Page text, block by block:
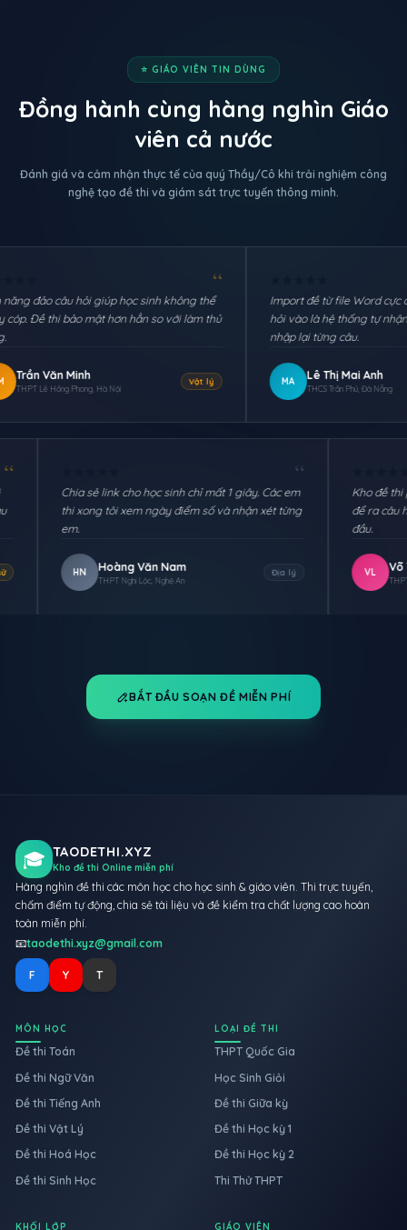
⭐ GIÁO VIÊN TIN DÙNG
Đồng hành cùng hàng nghìn Giáo
viên cả nước
Đánh giá và cảm nhận thực tế của quý Thầy/Cô khi trải nghiệm công
nghệ tạo đề thi và giám sát trực tuyến thông minh.
giúp học sinh không thể
hơn hẳn so với làm thủ
Hà Nội
★
Import đề từ file Word cực dễ. Chỉ cần
hỏi vào là hệ thống tự nhận dạng, không
nhập lại từng câu.
MA Lê Thị Mai Anh
THCS Trần Phú, Đà Nẵng
Tiếng
Tôi không giỏi
chỉnh chỉ sau
Lịch sử
Chia sẻ link cho học sinh chỉ mất 1 giây. Các em
thi xong tôi xem ngày điểm số và nhận xét từng
HN Hoàng Văn Nam
THPT Nghi Lộc, Nghệ An
Địa lý
BẮT ĐẦU SOẠN ĐỀ MIỄN PHÍ
🎓 TAODETHI.XYZ
Kho đề thi Online miễn phí
Hàng nghìn đề thi các môn học cho học sinh & giáo viên. Thi trực tuyến,
chấm điểm tự động, chia sẻ tài liệu và đề kiểm tra chất lượng cao hoàn
toàn miễn phí.
📧taodethi.xyz@gmail.com
F Y T
MÔN HỌC
Đề thi Toán
Đề thi Ngữ Văn
Đề thi Tiếng Anh
Đề thi Vật Lý
Đề thi Hoá Học
Đề thi Sinh Học
LOẠI ĐỀ THI
THPT Quốc Gia
Học Sinh Giỏi
Đề thi Giữa kỳ
Đề thi Học kỳ 1
Đề thi Học kỳ 2
Thi Thử THPT
KHỐI LỚP GIÁO VIÊN